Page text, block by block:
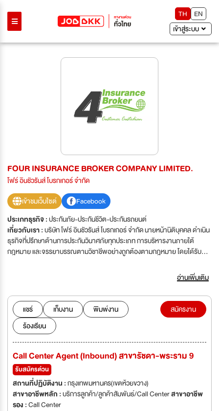
TH
EN
เข้าสู่ระบบ
FOUR INSURANCE BROKER COMPANY LIMITED.
โฟร์ อินชัวรันส์ โบรกเกอร์ จำกัด
เข้าชมเว็บไซต์
Facebook
ประเภทธุรกิจ :ประกันภัย-ประกันชีวิต-ประกันรถยนต์
เกี่ยวกับเรา :บริษัท โฟร์ อินชัวรันส์ โบรกเกอร์ จำกัด นายหน้านิติบุคคล ดำเนิน
ธุรกิจที่ปรึกษาด้านการประกันวินาศภัยทุกประเภท การบริหารงานภายใต้
กฎหมาย และจรรยาบรรณตามวิชาชีพอย่างถูกต้องตามกฎหมาย โดยได้รับ
ว00018/2551 มีทุนจดทะเบียน 5 ล้านบาท ชำระเต็มตามจำนวนแล้ว มี
สำนักงานใหญ่ตั้งอยู่เลขที่ 62/11 หมู่ 1 ถนนราชพฤกษ์ ตำบลอ้อมเกร็ด อำเภอ
ปากเกร็ด จังหวัดนนทบุรี 11120 เบอร์โทรศัพท์ 02-196-8234 (อัตโนมัติ)
โทรสาร 02-196-8235 เว็บไซต์ www.4insurance.co.th หรือติดต่อทางอีเมล์
hr@my4ib.com
อ่านเพิ่มเติม
แชร์ เก็บงาน
พิมพ์งาน
ร้องเรียน
สมัครงาน
Call Center Agent (Inbound) สาขารัชดา-พระราม 9
รับสมัครด่วน
สถานที่ปฏิบัติงาน :กรุงเทพมหานคร(เขตห้วยขวาง)
สาขาอาชีพหลัก :บริการลูกค้า/ลูกค้าสัมพันธ์/Call Centerสาขาอาชีพ
รอง :Call Center